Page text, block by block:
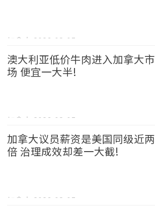
加拿大 2026-08-05
澳大利亚低价牛肉进入加拿大市
场 便宜一大半!
加拿大 2026-08-05
加拿大议员薪资是美国同级近两
倍 治理成效却差一大截!
加拿大 2026-08-05